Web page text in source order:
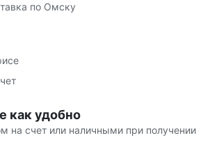
по Омску
как удобно
на счет или наличными при получении